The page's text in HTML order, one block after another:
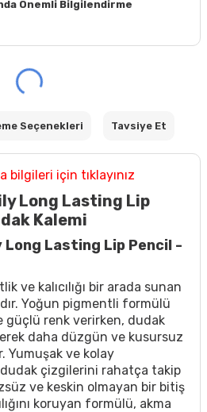
Önemli Bilgilendirme
Seçenekleri Tavsiye Et
için tıklayınız
Long Lasting Lip
Kalemi
Long Lasting Lip Pencil -
ve kalıcılığı bir arada sunan
Yoğun pigmentli formülü
güçlü renk verirken, dudak
daha düzgün ve kusursuz
Yumuşak ve kolay
dudak çizgilerini rahatça takip
ve keskin olmayan bir bitiş
koruyan formülü, akma